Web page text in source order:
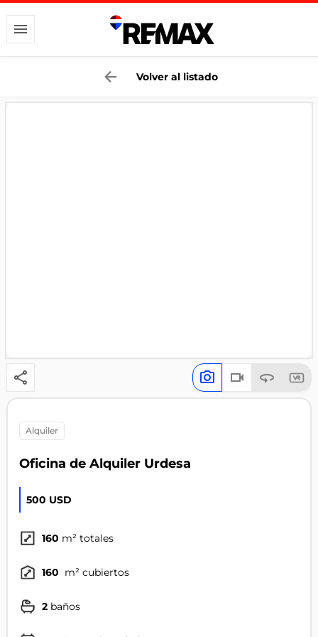
Volver al listado
alquiler
Oficina de Alquiler Urdesa
500 USD
160 m² totales
160 m² cubiertos
2 baños